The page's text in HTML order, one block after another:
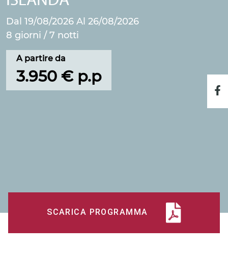
Dal 19/08/2026 Al 26/08/2026
8 giorni / 7 notti
A partire da
3.950 € p.p
SCARICA PROGRAMMA